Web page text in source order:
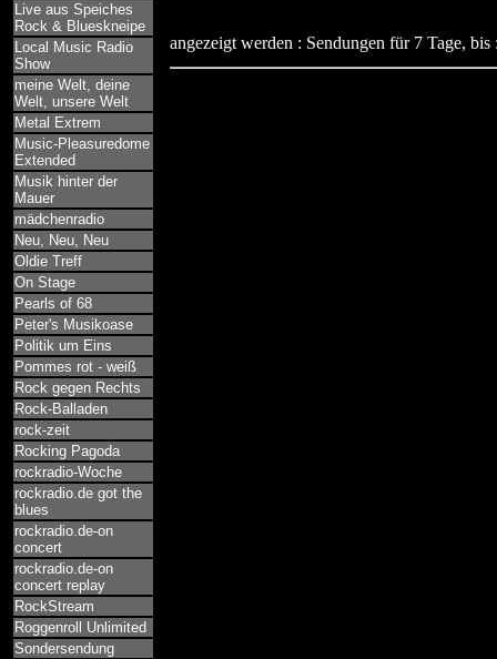
Live aus Speiches
Rock & Blueskneipe
Local Music Radio
Show
meine Welt, deine
Welt, unsere Welt
Metal Extrem
Music-Pleasuredome
Extended
Musik hinter der
Mauer
mädchenradio
Neu, Neu, Neu
Oldie Treff
On Stage
Pearls of 68
Peter's Musikoase
Politik um Eins
Pommes rot - weiß
Rock gegen Rechts
Rock-Balladen
rock-zeit
Rocking Pagoda
rockradio-Woche
rockradio.de got the
blues
rockradio.de-on
concert
rockradio.de-on
concert replay
RockStream
Roggenroll Unlimited
Sondersendung
angezeigt werden : Sendungen für 7 Tage, bis